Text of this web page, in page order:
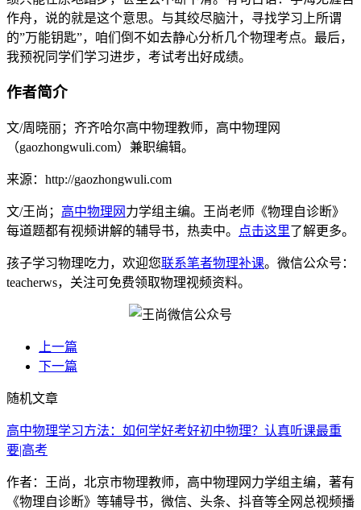
作舟，说的就是这个意思。与其绞尽脑汁，寻找学习上所谓
的”万能钥匙”，咱们倒不如去静心分析几个物理考点。最后，
我预祝同学们学习进步，考试考出好成绩。
作者简介
文/周晓丽；齐齐哈尔高中物理教师，高中物理网
（gaozhongwuli.com）兼职编辑。
来源：http://gaozhongwuli.com
文/王尚； 高中物理网 力学组主编。王尚老师《物理自诊断》
每道题都有视频讲解的辅导书，热卖中。
点击这里了解更多。
孩子学习物理吃力，欢迎您联系笔者物理补课。微信公众号：
teacherws，关注可免费领取物理视频资料。
上一篇
下一篇
随机文章
高中物理学习方法：如何学好考好初中物理？认真听课最重
要|高考
作者：王尚，北京市物理教师，高中物理网力学组主编，著有
《物理自诊断》等辅导书，微信、头条、抖音等全网总视频播